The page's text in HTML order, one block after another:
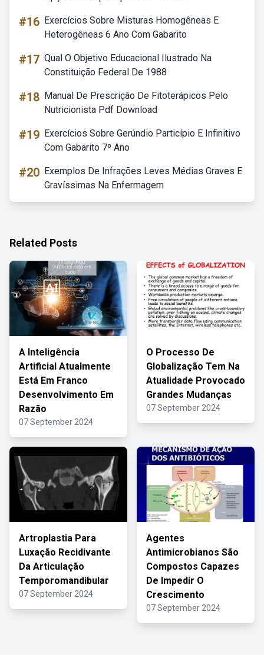
#16 Exercícios Sobre Misturas Homogêneas E
Heterogêneas 6 Ano Com Gabarito
#17 Qual O Objetivo Educacional Ilustrado Na
Constituição Federal De 1988
#18 Manual De Prescrição De Fitoterápicos Pelo
Nutricionista Pdf Download
#19 Exercícios Sobre Gerúndio Particípio E Infinitivo
Com Gabarito 7º Ano
#20 Exemplos De Infrações Leves Médias Graves E
Gravíssimas Na Enfermagem
Related Posts
A Inteligência
Artificial Atualmente
Está Em Franco
Desenvolvimento Em
Razão
07 September 2024
O Processo De
Globalização Tem Na
Atualidade Provocado
Grandes Mudanças
07 September 2024
Artroplastia Para
Luxação Recidivante
Da Articulação
Temporomandibular
07 September 2024
Agentes
Antimicrobianos São
Compostos Capazes
De Impedir O
Crescimento
07 September 2024